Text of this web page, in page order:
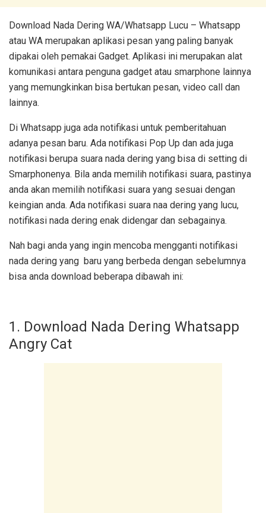
Download Nada Dering WA/Whatsapp Lucu – Whatsapp
atau WA merupakan aplikasi pesan yang paling banyak
dipakai oleh pemakai Gadget. Aplikasi ini merupakan alat
komunikasi antara penguna gadget atau smarphone lainnya
yang memungkinkan bisa bertukan pesan, video call dan
lainnya.
Di Whatsapp juga ada notifikasi untuk pemberitahuan
adanya pesan baru. Ada notifikasi Pop Up dan ada juga
notifikasi berupa suara nada dering yang bisa di setting di
Smarphonenya. Bila anda memilih notifikasi suara, pastinya
anda akan memilih notifikasi suara yang sesuai dengan
keingian anda. Ada notifikasi suara naa dering yang lucu,
notifikasi nada dering enak didengar dan sebagainya.
Nah bagi anda yang ingin mencoba mengganti notifikasi
nada dering yang baru yang berbeda dengan sebelumnya
bisa anda download beberapa dibawah ini:
1. Download Nada Dering Whatsapp
Angry Cat